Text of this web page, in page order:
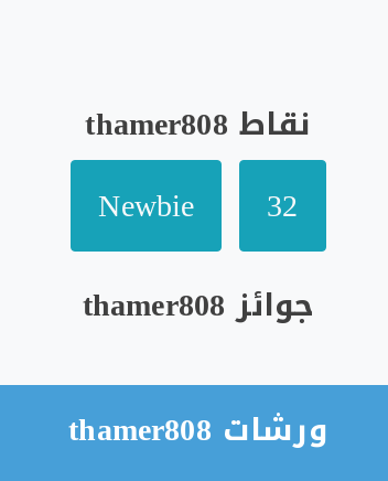
نقاط thamer808
32
Newbie
جوائز thamer808
ورشات thamer808